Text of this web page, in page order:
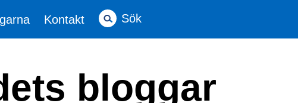
Kontakt Sök
bloggar